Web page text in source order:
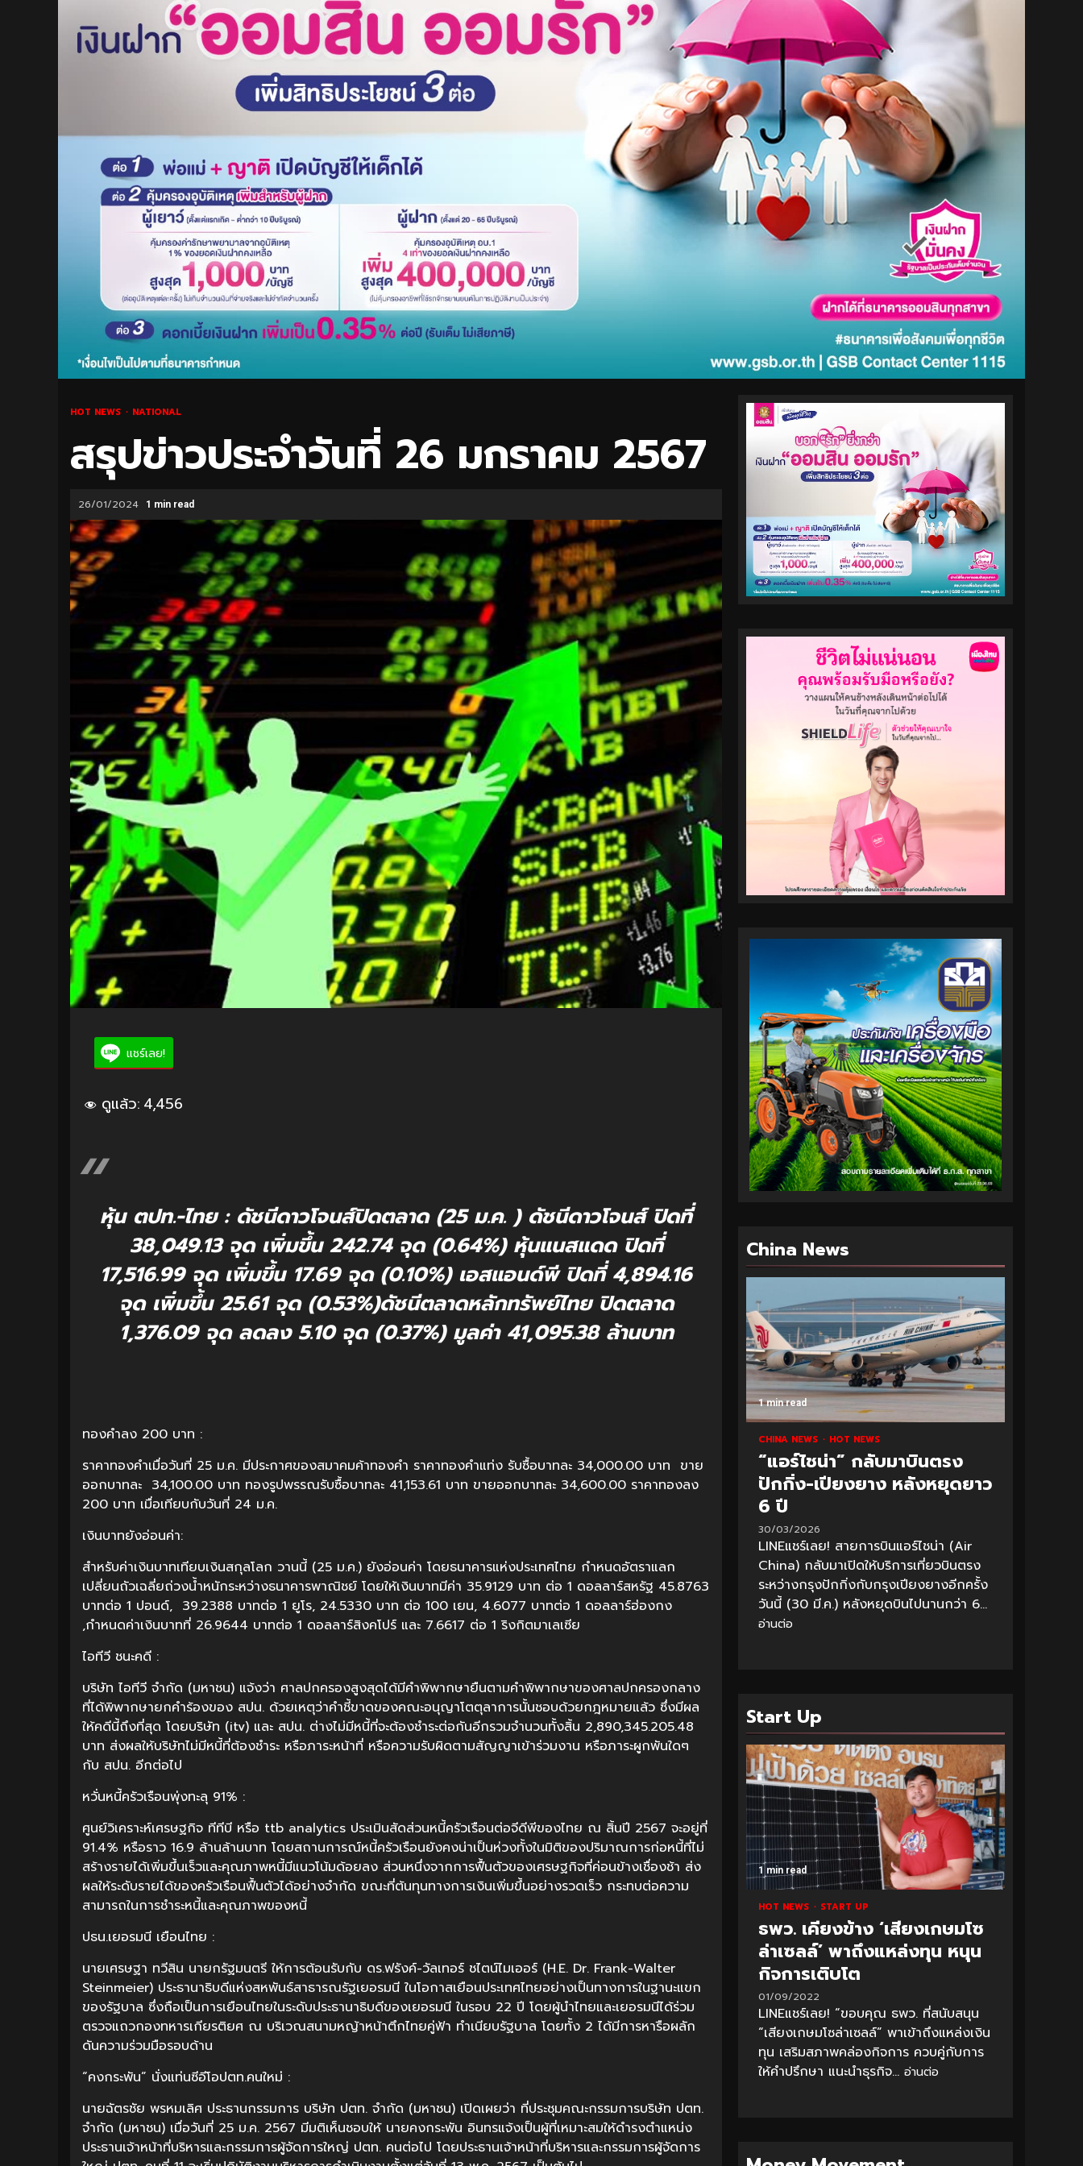
HOT NEWS NATIONAL
สรุปข่าวประจำวันที่ 26 มกราคม 2567
26/01/2024 1 min read
แชร์เลย!
ดูแล้ว: 4,456
หุ้น ตปท.-ไทย : ดัชนีดาวโจนส์ปิดตลาด (25 ม.ค. ) ดัชนีดาวโจนส์ ปิดที่
38,049.13 จุด เพิ่มขึ้น 242.74 จุด (0.64%) หุ้นแนสแดด ปิดที่
17,516.99 จุด เพิ่มขึ้น 17.69 จุด (0.10%) เอสแอนด์พี ปิดที่ 4,894.16
จุด เพิ่มขึ้น 25.61 จุด (0.53%)ดัชนีตลาดหลักทรัพย์ไทย ปิดตลาด
1,376.09 จุด ลดลง 5.10 จุด (0.37%) มูลค่า 41,095.38 ล้านบาท
ทองคำลง 200 บาท :
ราคาทองคำเมื่อวันที่ 25 ม.ค. มีประกาศของสมาคมค้าทองคำ ราคาทองคำแท่ง รับซื้อบาทละ 34,000.00 บาท ขาย
ออกบาทละ 34,100.00 บาท ทองรูปพรรณรับซื้อบาทละ 41,153.61 บาท ขายออกบาทละ 34,600.00 ราคาทองลง
200 บาท เมื่อเทียบกับวันที่ 24 ม.ค.
เงินบาทยังอ่อนค่า:
สำหรับค่าเงินบาทเทียบเงินสกุลโลก วานนี้ (25 ม.ค.) ยังอ่อนค่า โดยธนาคารแห่งประเทศไทย กำหนดอัตราแลก
เปลี่ยนถัวเฉลี่ยถ่วงน้ำหนักระหว่างธนาคารพาณิชย์ โดยให้เงินบาทมีค่า 35.9129 บาท ต่อ 1 ดอลลาร์สหรัฐ 45.8763
บาทต่อ 1 ปอนด์, 39.2388 บาทต่อ 1 ยูโร, 24.5330 บาท ต่อ 100 เยน, 4.6077 บาทต่อ 1 ดอลลาร์ฮ่องกง
,กำหนดค่าเงินบาทที่ 26.9644 บาทต่อ 1 ดอลลาร์สิงคโปร์ และ 7.6617 ต่อ 1 ริงกิตมาเลเซีย
ไอทีวี ชนะคดี :
บริษัท ไอทีวี จำกัด (มหาชน) แจ้งว่า ศาลปกครองสูงสุดได้มีคำพิพากษายืนตามคำพิพากษาของศาลปกครองกลาง
ที่ได้พิพากษายกคำร้องของ สปน. ด้วยเหตุว่าคำชี้ขาดของคณะอนุญาโตตุลาการนั้นชอบด้วยกฎหมายแล้ว ซึ่งมีผล
ให้คดีนี้ถึงที่สุด โดยบริษัท (itv) และ สปน. ต่างไม่มีหนี้ที่จะต้องชำระต่อกันอีกรวมจำนวนทั้งสิ้น 2,890,345.205.48
บาท ส่งผลให้บริษัทไม่มีหนี้ที่ต้องชำระ หรือภาระหน้าที่ หรือความรับผิดตามสัญญาเข้าร่วมงาน หรือภาระผูกพันใดๆ
กับ สปน. อีกต่อไป
หวั่นหนี้ครัวเรือนพุ่งทะลุ 91% :
ศูนย์วิเคราะห์เศรษฐกิจ ทีทีบี หรือ ttb analytics ประเมินสัดส่วนหนี้ครัวเรือนต่อจีดีพีของไทย ณ สิ้นปี 2567 จะอยู่ที่
91.4% หรือราว 16.9 ล้านล้านบาท โดยสถานการณ์หนี้ครัวเรือนยังคงน่าเป็นห่วงทั้งในมิติของปริมาณการก่อหนี้ที่ไม่
สร้างรายได้เพิ่มขึ้นเร็วและคุณภาพหนี้มีแนวโน้มด้อยลง ส่วนหนึ่งจากการฟื้นตัวของเศรษฐกิจที่ค่อนข้างเชื่องช้า ส่ง
ผลให้ระดับรายได้ของครัวเรือนฟื้นตัวได้อย่างจำกัด ขณะที่ต้นทุนทางการเงินเพิ่มขึ้นอย่างรวดเร็ว กระทบต่อความ
สามารถในการชำระหนี้และคุณภาพของหนี้
ปธน.เยอรมนี เยือนไทย :
นายเศรษฐา ทวีสิน นายกรัฐมนตรี ให้การต้อนรับกับ ดร.ฟรังค์-วัลเทอร์ ชไตน์ไมเออร์ (H.E. Dr. Frank-Walter
Steinmeier) ประธานาธิบดีแห่งสหพันธ์สาธารณรัฐเยอรมนี ในโอกาสเยือนประเทศไทยอย่างเป็นทางการในฐานะแขก
ของรัฐบาล ซึ่งถือเป็นการเยือนไทยในระดับประธานาธิบดีของเยอรมนี ในรอบ 22 ปี โดยผู้นำไทยและเยอรมนีได้ร่วม
ตรวจแถวกองทหารเกียรติยศ ณ บริเวณสนามหญ้าหน้าตึกไทยคู่ฟ้า ทำเนียบรัฐบาล โดยทั้ง 2 ได้มีการหารือผลัก
ดันความร่วมมือรอบด้าน
“คงกระพัน” นั่งแท่นซีอีโอปตท.คนใหม่ :
นายฉัตรชัย พรหมเลิศ ประธานกรรมการ บริษัท ปตท. จำกัด (มหาชน) เปิดเผยว่า ที่ประชุมคณะกรรมการบริษัท ปตท.
จำกัด (มหาชน) เมื่อวันที่ 25 ม.ค. 2567 มีมติเห็นชอบให้ นายคงกระพัน อินทรแจ้งเป็นผู้ที่เหมาะสมให้ดำรงตำแหน่ง
ประธานเจ้าหน้าที่บริหารและกรรมการผู้จัดการใหญ่ ปตท. คนต่อไป โดยประธานเจ้าหน้าที่บริหารและกรรมการผู้จัดการ
China News
1 min read
CHINA NEWS HOT NEWS
“แอร์ไชน่า” กลับมาบินตรง
ปักกิ่ง-เปียงยาง หลังหยุดยาว
6 ปี
30/03/2026
LINEแชร์เลย! สายการบินแอร์ไชน่า (Air
China) กลับมาเปิดให้บริการเที่ยวบินตรง
ระหว่างกรุงปักกิ่งกับกรุงเปียงยางอีกครั้ง
วันนี้ (30 มี.ค.) หลังหยุดบินไปนานกว่า 6...
อ่านต่อ
Start Up
1 min read
HOT NEWS START UP
ธพว. เคียงข้าง ‘เสียงเกษมโซ
ล่าเซลล์’ พาถึงแหล่งทุน หนุน
กิจการเติบโต
01/09/2022
LINEแชร์เลย! “ขอบคุณ ธพว. ที่สนับสนุน
“เสียงเกษมโซล่าเซลล์” พาเข้าถึงแหล่งเงิน
ทุน เสริมสภาพคล่องกิจการ ควบคู่กับการ
ให้คำปรึกษา แนะนำธุรกิจ... อ่านต่อ